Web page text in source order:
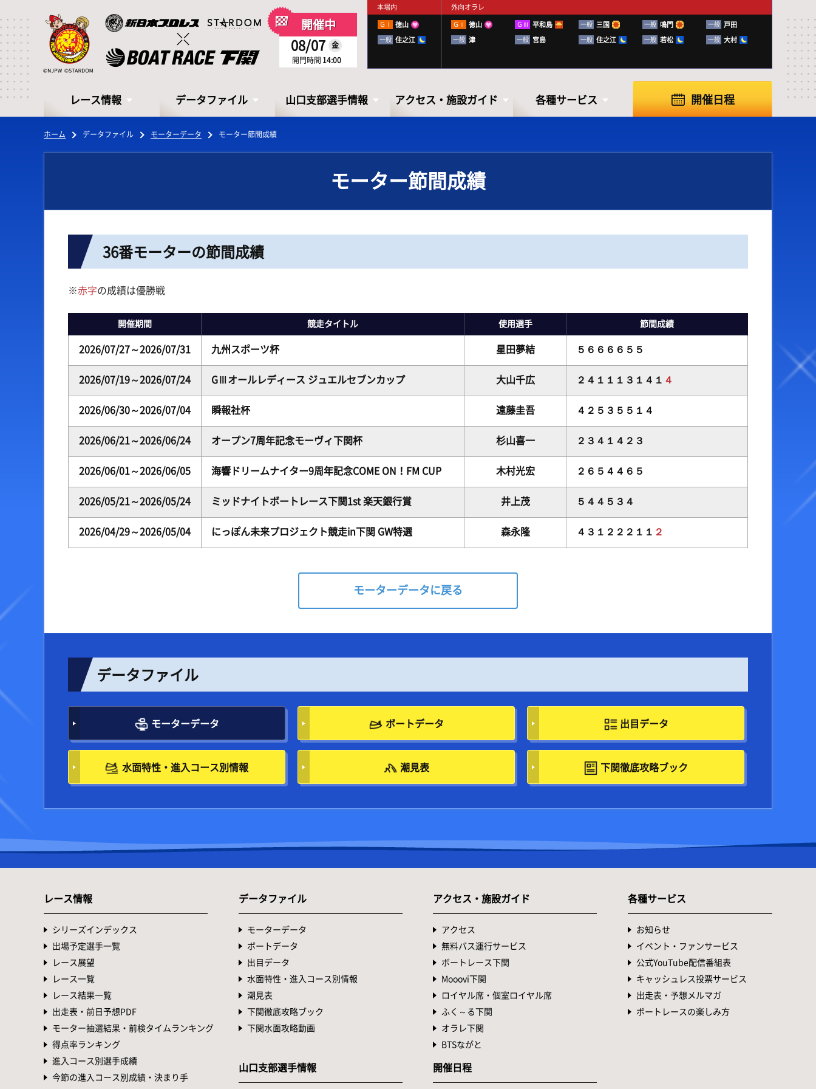
開催中
08/07 金
開門時間 14:00
本場内 外向オラレ
ＧⅠ 徳山
一般 住之江
ＧⅠ 徳山 ＧⅢ 平和島 一般 三国 一般 鳴門 一般 戸田
一般 津 一般 宮島 一般 住之江 一般 若松 一般 大村
レース情報
レース情報
シリーズインデックス
出場予定選手一覧
レース展望
レース一覧
出走表・前日予想PDF
得点率ランキング
進入コース別選手成績
データファイル
データファイル
モーターデータ
出目データ
水面特性・進入コース別情報
下関徹底攻略ブック
山口支部選手情報
山口支部選手一覧(オフィシャル)
アクセス・施設ガイド
アクセス・
アクセス
ボートレース下関
Mooovi下関
ふく～る下関
BTSながと
各種サービス
各種サービス
お知らせ
公式YouTube配信番組表
キャッシュレス投票サービス
ボートレースの楽
開催日程
ホーム データファイル モーターデータ モーター節間成績
モーター節間成績
36番モーターの節間成績
※赤字の成績は優勝戦
開催期間 競走タイトル 使用選手 節間成績
2026/07/27～2026/07/31 九州スポーツ杯 星田夢結 ５６６６６５５
2026/07/19～2026/07/24 GⅢオールレディース ジュエルセブンカップ 大山千広 ２４１１１３１４１ ４
2026/06/30～2026/07/04 瞬報社杯 遠藤圭吾 ４２５３５５１４
2026/06/21～2026/06/24 オープン7周年記念モーヴィ下関杯 杉山喜一 ２３４１４２３
2026/06/01～2026/06/05 海響ドリームナイター9周年記念COME ON！FM CUP 木村光宏 ２６５４４６５
2026/05/21～2026/05/24 ミッドナイトボートレース下関1st 楽天銀行賞 井上茂 ５４４５３４
2026/04/29～2026/05/04 にっぽん未来プロジェクト競走in下関 GW特選 森永隆 ４３１２２２１１ ２
モーターデータに戻る
データファイル
モーターデータ ボートデータ 出目データ
水面特性・進入コース別情報 潮見表 下関徹底攻略ブック
レース情報
シリーズインデックス
出場予定選手一覧
レース展望
レース一覧
レース結果一覧
出走表・前日予想PDF
モーター抽選結果・前検タイムランキング
得点率ランキング
進入コース別選手成績
今節の進入コース別成績・決まり手
データファイル
モーターデータ
ボートデータ
出目データ
水面特性・進入コース別情報
潮見表
下関徹底攻略ブック
下関水面攻略動画
山口支部選手情報
アクセス・施設ガイド
アクセス
無料バス運行サービス
ボートレース下関
Mooovi下関
ロイヤル席・個室ロイヤル席
ふく～る下関
オラレ下関
BTSながと
開催日程
各種サービス
お知らせ
イベント・ファンサービス
公式YouTube配信番組表
キャッシュレス投票サービス
出走表・予想メルマガ
ボートレースの楽しみ方